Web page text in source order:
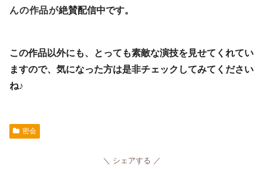
んの作品が絶賛配信中です。
この作品以外にも、とっても素敵な演技を見せてくれてい
ますので、気になった方は是非チェックしてみてください
ね♪
密会
シェアする